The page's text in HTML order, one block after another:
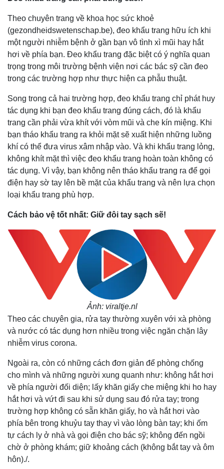
Theo chuyên trang về khoa học sức khoẻ
(gezondheidswetenschap.be), đeo khẩu trang hữu ích khi
một người nhiễm bệnh ở gần bạn vô tình xì mũi hay hắt
hơi về phía bạn. Đeo khẩu trang đặc biệt có ý nghĩa quan
trọng trong môi trường bệnh viện nơi các bác sỹ cần đeo
trong các trường hợp như thực hiện ca phẫu thuật.
Song trong cả hai trường hợp, đeo khẩu trang chỉ phát huy
tác dụng khi bạn đeo khẩu trang đúng cách, đó là khẩu
trang cần phải vừa khít với vòm mũi và che kín miệng. Khi
bạn tháo khẩu trang ra khỏi mặt sẽ xuất hiện những luồng
khí có thể đưa virus xâm nhập vào. Và khi khẩu trang lỏng,
không khít mặt thì việc đeo khẩu trang hoàn toàn không có
tác dụng. Vì vậy, bạn không nên tháo khẩu trang ra để gọi
điện hay sờ tay lên bề mặt của khẩu trang và nên lựa chọn
loại khẩu trang phù hợp.
Cách bảo vệ tốt nhất: Giữ đôi tay sạch sẽ!
Ảnh: viraltje.nl
Theo các chuyên gia, rửa tay thường xuyên với xà phòng
và nước có tác dụng hơn nhiều trong việc ngăn chặn lây
nhiễm virus corona.
Ngoài ra, còn có những cách đơn giản để phòng chống
cho mình và những người xung quanh như: không hắt hơi
về phía người đối diện; lấy khăn giấy che miệng khi ho hay
hắt hơi và vứt đi sau khi sử dụng sau đó rửa tay; trong
trường hợp không có sẵn khăn giấy, ho và hắt hơi vào
phía bên trong khuỷu tay thay vì vào lòng bàn tay; khi ốm
tự cách ly ở nhà và gọi điện cho bác sỹ; không đến ngồi
chờ ở phòng khám; giữ khoảng cách (không bắt tay và ôm
hôn)./.